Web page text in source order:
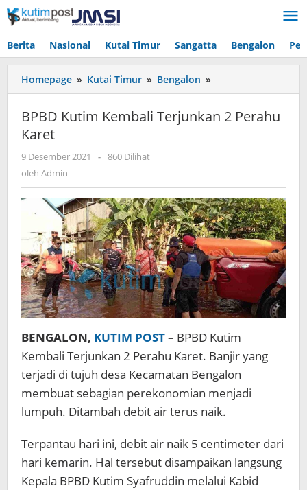
Lewati
ke
Berita Nasional Kutai Timur Sangatta Bengalon
Homepage » Kutai Timur » Bengalon »
Kutim
Terjunkan
BPBD Kutim Kembali Terjunkan 2 Perahu
Karet
9 Desember 2021
oleh
- 860 Dilihat
oleh Admin
BENGALON, KUTIM POST– BPBD Kutim
Kembali Terjunkan 2 Perahu Karet. Banjir yang
terjadi di tujuh desa Kecamatan Bengalon
membuat sebagian perekonomian menjadi
lumpuh. Ditambah debit air terus naik.
Terpantau hari ini, debit air naik 5 centimeter dari
hari kemarin. Hal tersebut disampaikan langsung
Kepala BPBD Kutim Syafruddin melalui Kabid